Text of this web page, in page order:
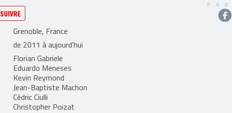
SUIVRE
Grenoble, France
de 2011 à aujourd'hui
Florian Gabriele
Eduardo Meneses
Kevin Reymond
Jean-Baptiste Machon
Cédric Ciulli
Christopher Poizat